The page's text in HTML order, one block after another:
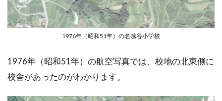
1976年（昭和51年）の名越谷小学校
1976年（昭和51年）の航空写真では、校地の北東側に
校舎があったのがわかります。